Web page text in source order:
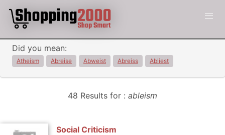
Did you mean:
Atheism Abreise Abweist Abreiss Abliest
48 Results for : ableism
Social Criticism